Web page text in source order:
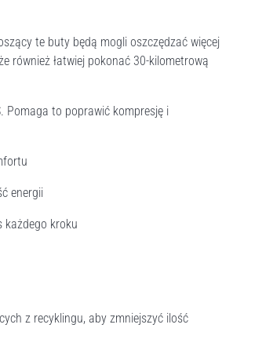
te buty będą mogli oszczędzać więcej
również łatwiej pokonać 30-kilometrową
Pomaga to poprawić kompresję i
energii
każdego kroku
z recyklingu, aby zmniejszyć ilość